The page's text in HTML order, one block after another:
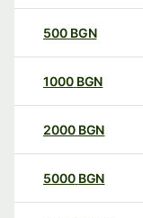
500 BGN
1000 BGN
2000 BGN
5000 BGN